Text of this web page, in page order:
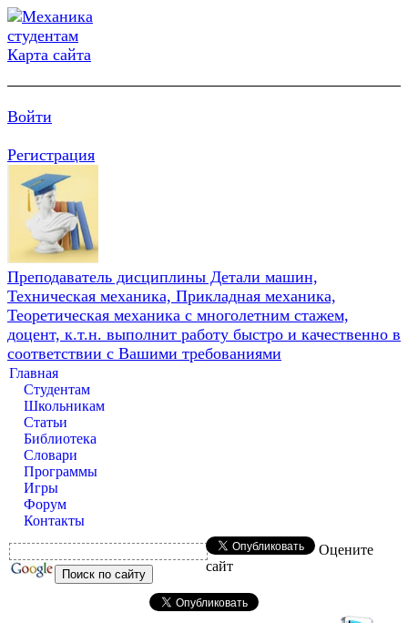
Карта сайта
Войти
Регистрация
Преподаватель дисциплины Детали машин,
Техническая механика, Прикладная механика,
Теоретическая механика с многолетним стажем,
доцент, к.т.н. выполнит работу быстро и качественно в
соответствии с Вашими требованиями
Главная
Студентам
Школьникам
Статьи
Библиотека
Словари
Программы
Игры
Форум
Контакты
Оцените
сайт